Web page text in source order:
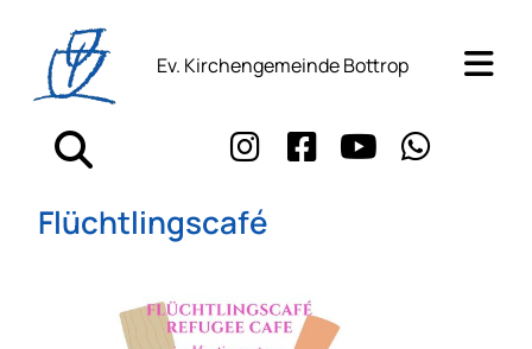
Ev. Kirchengemeinde Bottrop
Flüchtlingscafé